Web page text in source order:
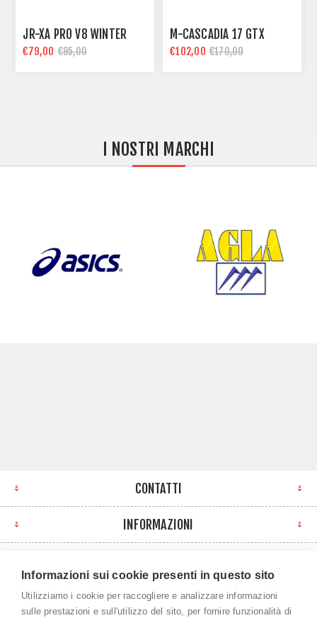
JR-XA PRO V8 WINTER
€79,00 €95,00
M-CASCADIA 17 GTX
€102,00 €170,00
I NOSTRI MARCHI
CONTATTI
INFORMAZIONI
NEWSLETTER
Informazioni sui cookie presenti in questo sito
Utilizziamo i cookie per raccogliere e analizzare informazioni
sulle prestazioni e sull'utilizzo del sito, per fornire funzionalità di